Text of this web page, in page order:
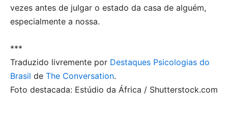
vezes antes de julgar o estado da casa de alguém,
especialmente a nossa.
***
Traduzido livremente por Destaques Psicologias do
Brasil de The Conversation.
Foto destacada: Estúdio da África / Shutterstock.com